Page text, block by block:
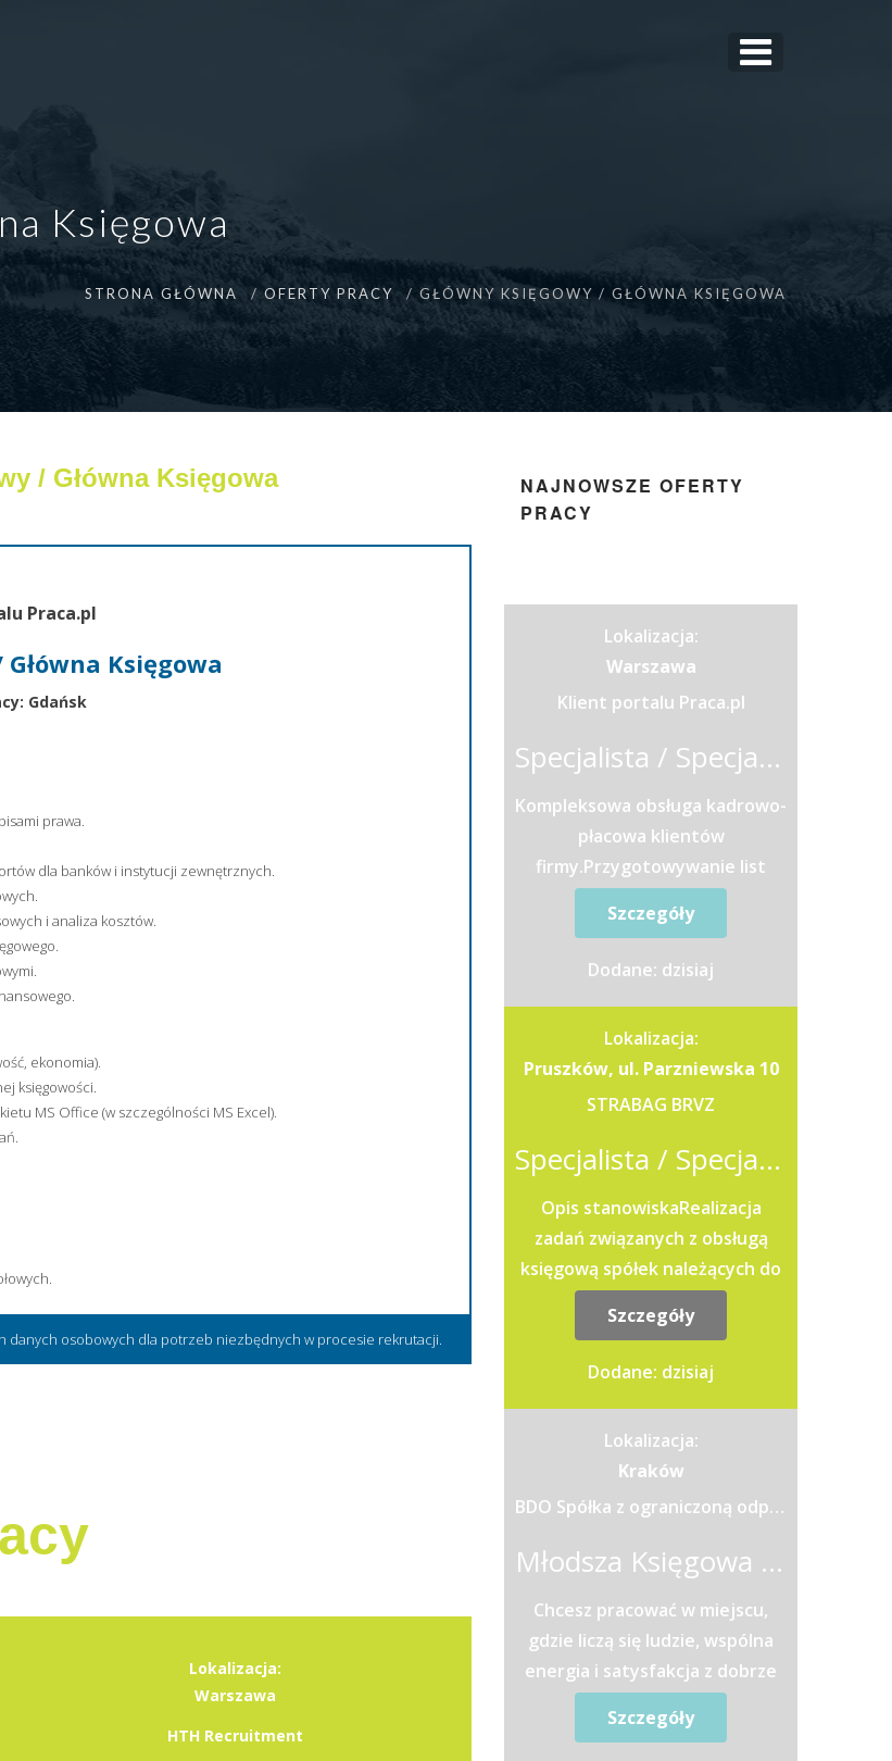
Księgowa
STRONA GŁÓWNA OFERTY PRACY GŁÓWNY KSIĘGOWY / GŁÓWNA KSIĘGOWA
/ Główna Księgowa
Praca.pl
Księgowa
Gdańsk
prawa.
dla banków i instytucji zewnętrznych.
i analiza kosztów.
ekonomia).
księgowości.
MS Office (w szczególności MS Excel).
danych osobowych dla potrzeb niezbędnych w procesie rekrutacji.
Lokalizacja:
Warszawa
HTH Recruitment
NAJNOWSZE OFERTY
PRACY
Lokalizacja:
Warszawa
Klient portalu Praca.pl
Specjalista / Specjalistka ds. kadr i płac
Kompleksowa obsługa kadrowo-
płacowa klientów
firmy.Przygotowywanie list
wynagrodzeń oraz rozliczanie
umów
cywilnoprawnych.Sporządzanie
Szczegóły
Dodane: dzisiaj
Lokalizacja:
Pruszków, ul. Parzniewska 10
STRABAG BRVZ
Specjalista / Specjalistka ds. Sprawozdawczości i Podatków
Opis stanowiskaRealizacja
zadań związanych z obsługą
księgową spółek należących do
grupy kapitałowej.Współudział
w przygotowywaniu
sprawozdań...
Szczegóły
Dodane: dzisiaj
Lokalizacja:
Kraków
BDO Spółka z ograniczoną odpowiedzialnością Sp.k.
Młodsza Księgowa / Młodszy Księgowy
Chcesz pracować w miejscu,
gdzie liczą się ludzie, wspólna
energia i satysfakcja z dobrze
wykonanej pracy?Jeśli jesteś
osobą, która lubi pracować...
Szczegóły